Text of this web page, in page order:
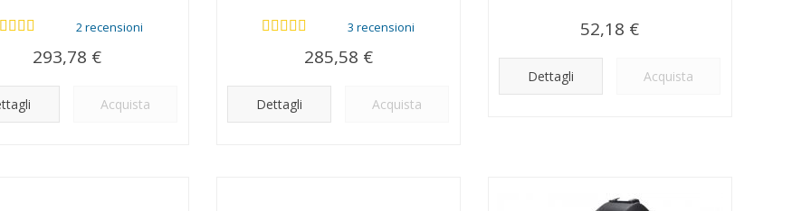
2 recensioni
293,78 €
Acquista
3 recensioni
285,58 €
Dettagli Acquista
52,18 €
Dettagli Acquista